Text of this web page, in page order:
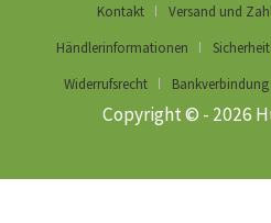
Kontakt
Versand und
Händlerinformationen
Widerrufsrecht
Bankverbindung
Copyright © - 2026